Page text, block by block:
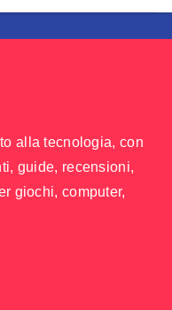
alla tecnologia, con
guide, recensioni,
giochi, computer,